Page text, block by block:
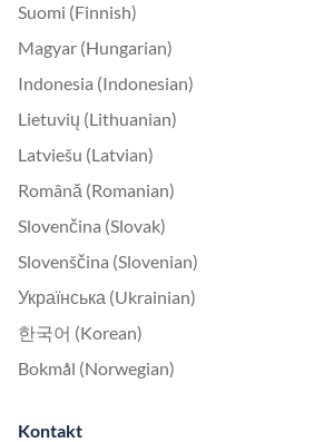
Suomi (Finnish)
Magyar (Hungarian)
Indonesia (Indonesian)
Lietuvių (Lithuanian)
Latviešu (Latvian)
Română (Romanian)
Slovenčina (Slovak)
Slovenščina (Slovenian)
Українська (Ukrainian)
한국어 (Korean)
Bokmål (Norwegian)
Kontakt